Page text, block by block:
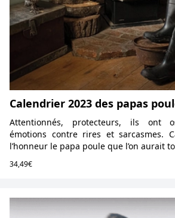
Calendrier 2023 des papas
Attentionnés, protecteurs, ils ont
émotions contre rires et sarcasmes.
l’honneur le papa poule que l’on aurait
34,49€